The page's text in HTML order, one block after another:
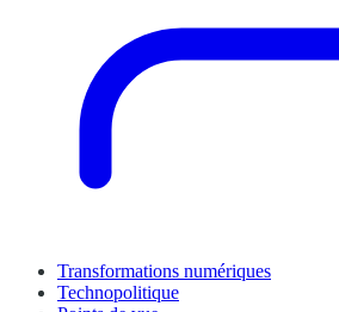
Transformations numériques
Technopolitique